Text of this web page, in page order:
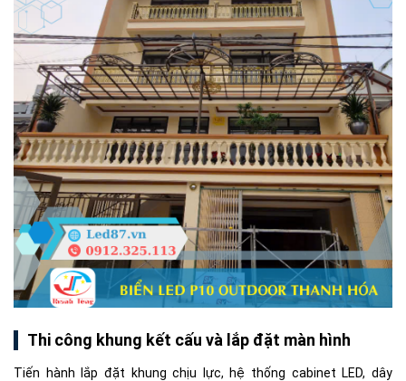
Thi công khung kết cấu và lắp đặt màn hình
Tiến hành lắp đặt khung chịu lực, hệ thống cabinet LED, dây